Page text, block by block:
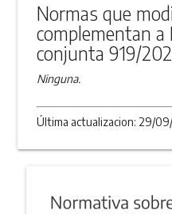
Normas que
complementan a
conjunta 919/
Ninguna.
Última actualizacion: 29/